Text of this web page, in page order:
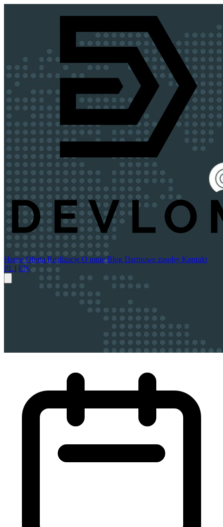
HomeOferta Realizacje O mnieBlog Darmowe zasoby Kontakt
PL | EN